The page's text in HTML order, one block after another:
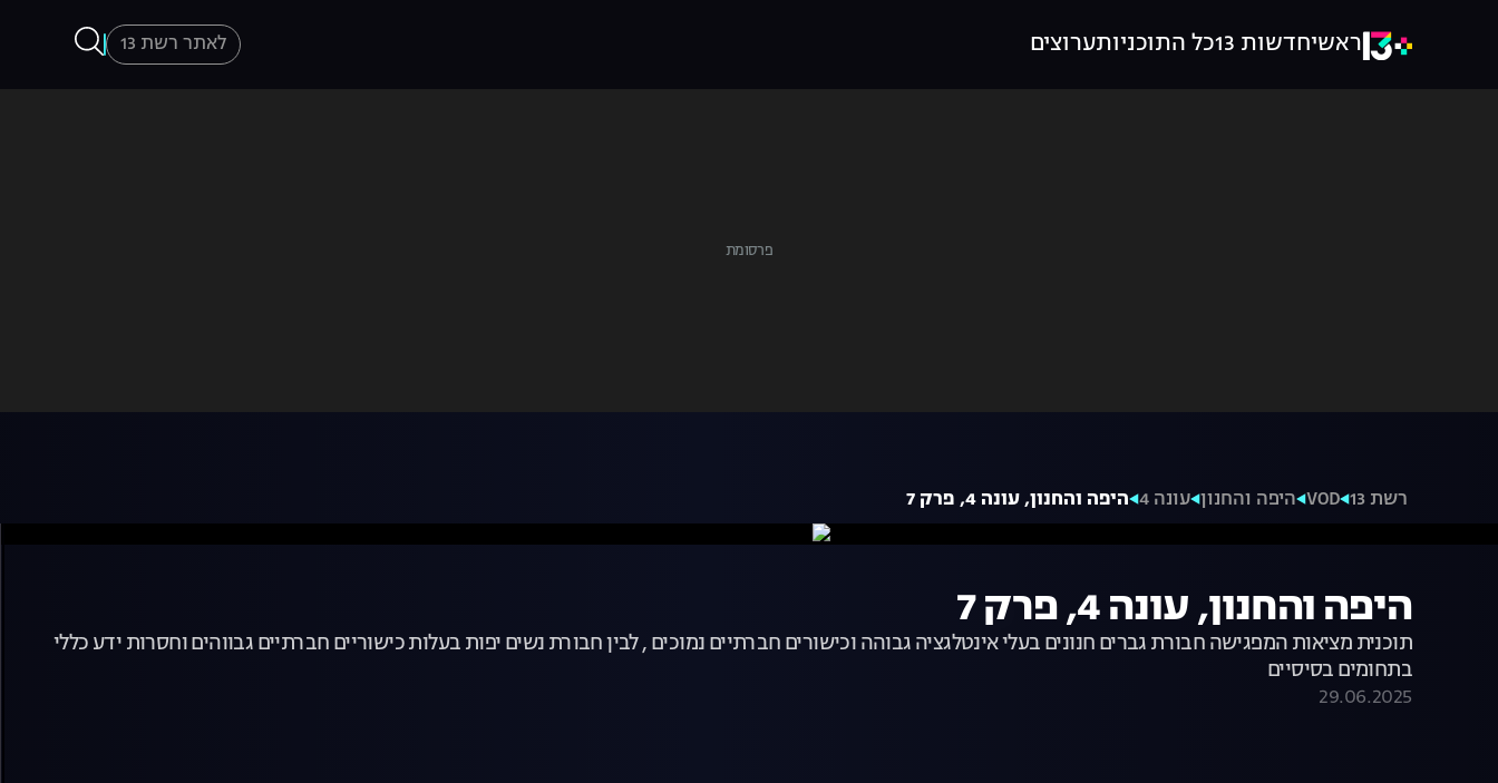
ראשיחדשות 13 כל התוכניותערוצים לאתר רשת 13
רשת 13 VOD היפה והחנון עונה 4 היפה והחנון, עונה 4, פרק 7
היפה והחנון, עונה 4, פרק 7
תוכנית מציאות המפגישה חבורת גברים חנונים בעלי אינטלגציה גבוהה וכישורים חברתיים נמוכים , לבין חבורת נשים יפות בעלות כישוריים חברתיים גבווהים וחסרות ידע כללי
בתחומים בסיסיים
29.06.2025